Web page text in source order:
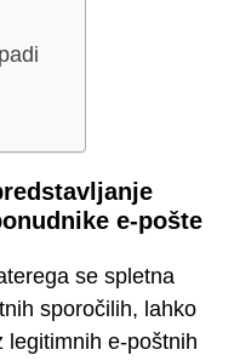
e-pošte
se spletna
sporočilih, lahko
legitimnih e-poštnih